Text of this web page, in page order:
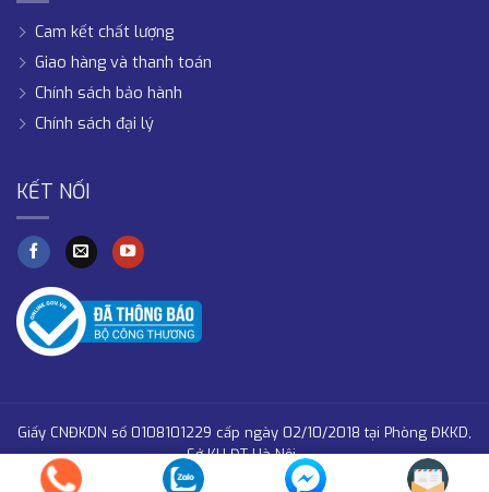
Cam kết chất lượng
Giao hàng và thanh toán
Chính sách bảo hành
Chính sách đại lý
KẾT NỐI
Giấy CNĐKDN số 0108101229 cấp ngày 02/10/2018 tại Phòng ĐKKD,
Sở KH-ĐT Hà Nội .
Copyright 2026 © PC Holding